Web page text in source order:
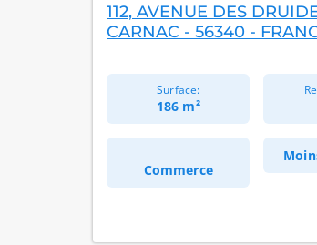
112, AVENUE DES
CARNAC - 56340 -
Surface:
186 m²
Commerce